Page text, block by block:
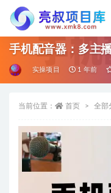
手机配音器：多主
实操项目 1 年前
当前位置： 首页 全部